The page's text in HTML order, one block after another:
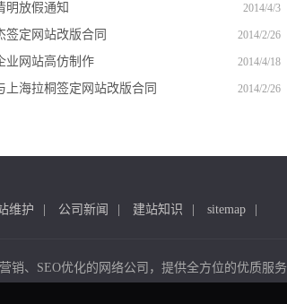
2014/4/3
明放假通知
2014/2/26
签定网站改版合同
2014/4/18
业网站高仿制作
2014/2/26
上海拉桐签定网站改版合同
维护 公司新闻 建站知识 sitemap
销、SEO优化的网络公司，提供全方位的优质服务